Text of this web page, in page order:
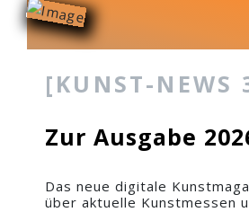
[KUNST-NEWS
Zur Ausgabe
Das neue digitale
über aktuelle Kunstmessen